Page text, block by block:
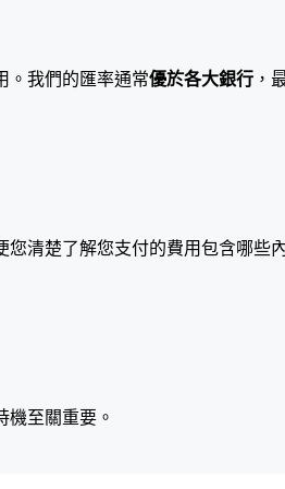
。我們的匯率通常優於各大銀行 ，
您清楚了解您支付的費用包含哪些
機至關重要。